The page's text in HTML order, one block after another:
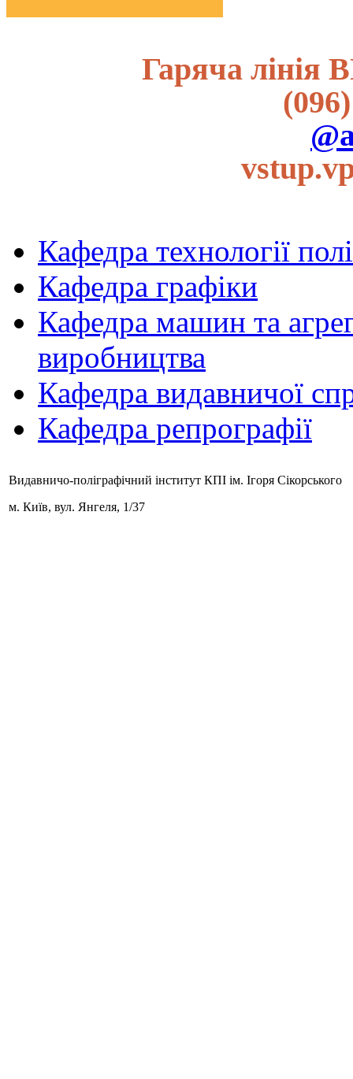
Гаряча лінія
Кафедра технології
Кафедра графіки
Кафедра машин та
виробництва
Кафедра видавничої
Кафедра репрографії
Видавничо-поліграфічний інститут КПІ ім. Ігоря Сікорського
м. Київ, вул. Янгеля, 1/37